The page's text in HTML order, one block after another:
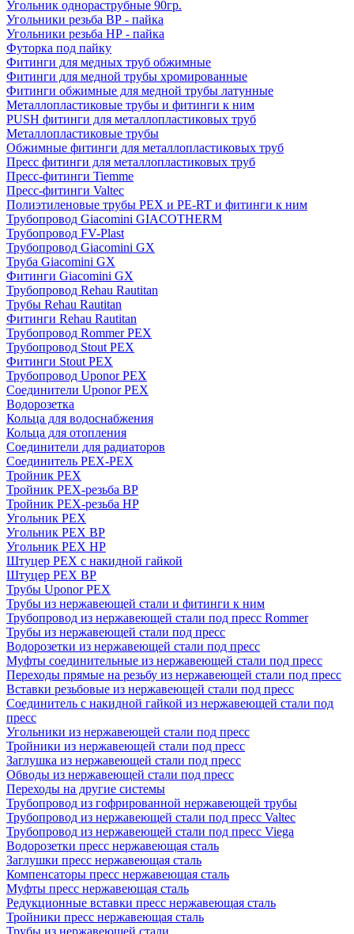
Угольник однораструбные 90гр.
Угольники резьба ВР - пайка
Угольники резьба НР - пайка
Футорка под пайку
Фитинги для медных труб обжимные
Фитинги для медной трубы хромированные
Фитинги обжимные для медной трубы латунные
Металлопластиковые трубы и фитинги к ним
PUSH фитинги для металлопластиковых труб
Металлопластиковые трубы
Обжимные фитинги для металлопластиковых труб
Пресс фитинги для металлопластиковых труб
Пресс-фитинги Tiemme
Пресс-фитинги Valtec
Полиэтиленовые трубы PEX и PE-RT и фитинги к ним
Трубопровод Giacomini GIACOTHERM
Трубопровод FV-Plast
Трубопровод Giacomini GX
Труба Giacomini GX
Фитинги Giacomini GX
Трубопровод Rehau Rautitan
Трубы Rehau Rautitan
Фитинги Rehau Rautitan
Трубопровод Rommer PEX
Трубопровод Stout PEX
Фитинги Stout PEX
Трубопровод Uponor PEX
Соединители Uponor PEX
Водорозетка
Кольца для водоснабжения
Кольца для отопления
Соединители для радиаторов
Соединитель PEX-PEX
Тройник PEX
Тройник PEX-резьба ВР
Тройник PEX-резьба НР
Угольник PEX
Угольник PEX ВР
Угольник PEX НР
Штуцер PEX c накидной гайкой
Штуцер PEX ВР
Трубы Uponor PEX
Трубы из нержавеющей стали и фитинги к ним
Трубопровод из нержавеющей стали под пресс Rommer
Трубы из нержавеющей стали под пресс
Водорозетки из нержавеющей стали под пресс
Муфты соединительные из нержавеющей стали под пресс
Переходы прямые на резьбу из нержавеющей стали под пресс
Вставки резьбовые из нержавеющей стали под пресс
Соединитель с накидной гайкой из нержавеющей стали под
пресс
Угольники из нержавеющей стали под пресс
Тройники из нержавеющей стали под пресс
Заглушка из нержавеющей стали под пресс
Обводы из нержавеющей стали под пресс
Переходы на другие системы
Трубопровод из гофрированной нержавеющей трубы
Трубопровод из нержавеющей стали под пресс Valtec
Трубопровод из нержавеющей стали под пресс Viega
Водорозетки пресс нержавеющая сталь
Заглушки пресс нержавеющая сталь
Компенсаторы пресс нержавеющая сталь
Муфты пресс нержавеющая сталь
Редукционные вставки пресс нержавеющая сталь
Тройники пресс нержавеющая сталь
Трубы из нержавеющей стали